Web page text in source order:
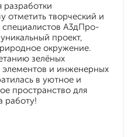
отметить творческий и
А3дПро-
проект,
окружение.
зелёных
и инженерных
в уютное и
пространство для
работу!